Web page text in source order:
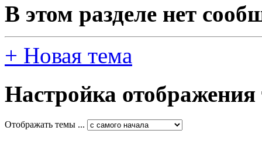
В этом разделе нет
+ Новая тема
Настройка отображения
Отображать темы ...